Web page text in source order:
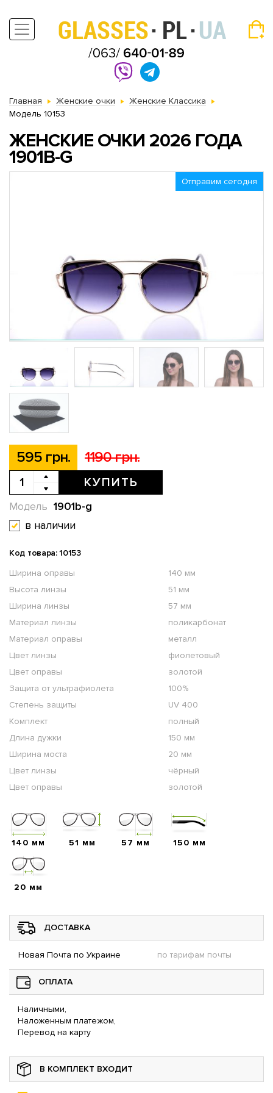
Главная Женские очки
Женские Классика
Модель 10153
ЖЕНСКИЕ ОЧКИ 2026 ГОДА
1901B-G
Отправим сегодня
595 грн. 1190 грн.
КУПИТЬ
1901b-g
Модель
в наличии
Код товара: 10153
Ширина оправы
140 мм
Высота линзы
51 мм
Ширина линзы
57 мм
Материал линзы
поликарбонат
Материал оправы
металл
Цвет линзы
фиолетовый
Цвет оправы
золотой
Защита от ультрафиолета
100%
Степень защиты
UV 400
Комплект
полный
Длина дужки
150 мм
Ширина моста
20 мм
Цвет линзы
чёрный
Цвет оправы
золотой
140 мм 51 мм 57 мм 150 мм
20 мм
ДОСТАВКА
Новая Почта по Украине по тарифам почты
ОПЛАТА
Наличными,
Наложенным платежом,
Перевод на карту
В КОМПЛЕКТ ВХОДИТ